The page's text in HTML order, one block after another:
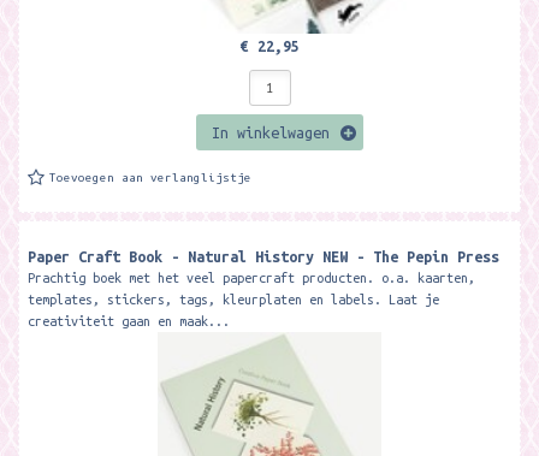
€ 22,95
In winkelwagen
Toevoegen aan verlanglijstje
Paper Craft Book - Natural History NEW - The Pepin Press
Prachtig boek met het veel papercraft producten. o.a. kaarten,
templates, stickers, tags, kleurplaten en labels. Laat je
creativiteit gaan en maak...